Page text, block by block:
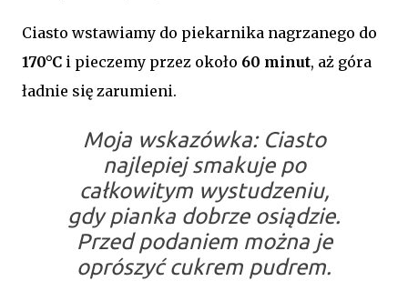
Ciasto wstawiamy do piekarnika nagrzanego do
170°C i pieczemy przez około 60 minut, aż góra
ładnie się zarumieni.
Moja wskazówka:Ciasto
najlepiej smakuje po
całkowitym wystudzeniu,
gdy pianka dobrze osiądzie.
Przed podaniem można je
oprószyć cukrem pudrem.